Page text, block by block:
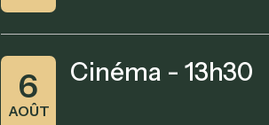
6
AOÛT
Cinéma - 13h30